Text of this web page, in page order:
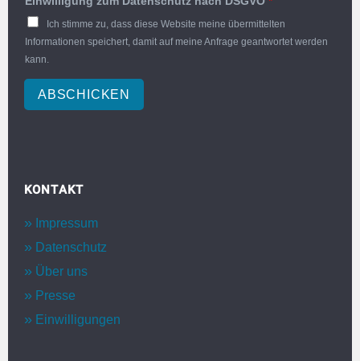
Ich stimme zu, dass diese Website meine übermittelten
Informationen speichert, damit auf meine Anfrage geantwortet werden
kann.
ABSCHICKEN
KONTAKT
Impressum
Datenschutz
Über uns
Presse
Einwilligungen